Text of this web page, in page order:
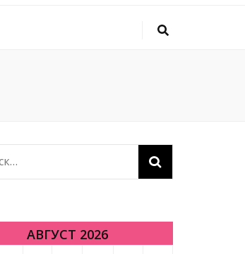
АВГУСТ 2026